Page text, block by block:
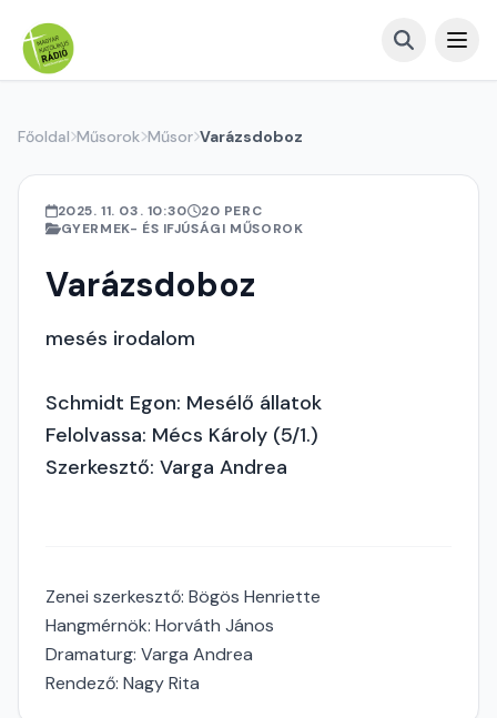
Főoldal Műsorok Műsor Varázsdoboz
2025. 11. 03. 10:30
20 PERC
GYERMEK- ÉS IFJÚSÁGI MŰSOROK
Varázsdoboz
mesés irodalom
Schmidt Egon: Mesélő állatok
Felolvassa: Mécs Károly (5/1.)
Szerkesztő: Varga Andrea
Zenei szerkesztő: Bögös Henriette
Hangmérnök: Horváth János
Dramaturg: Varga Andrea
Rendező: Nagy Rita